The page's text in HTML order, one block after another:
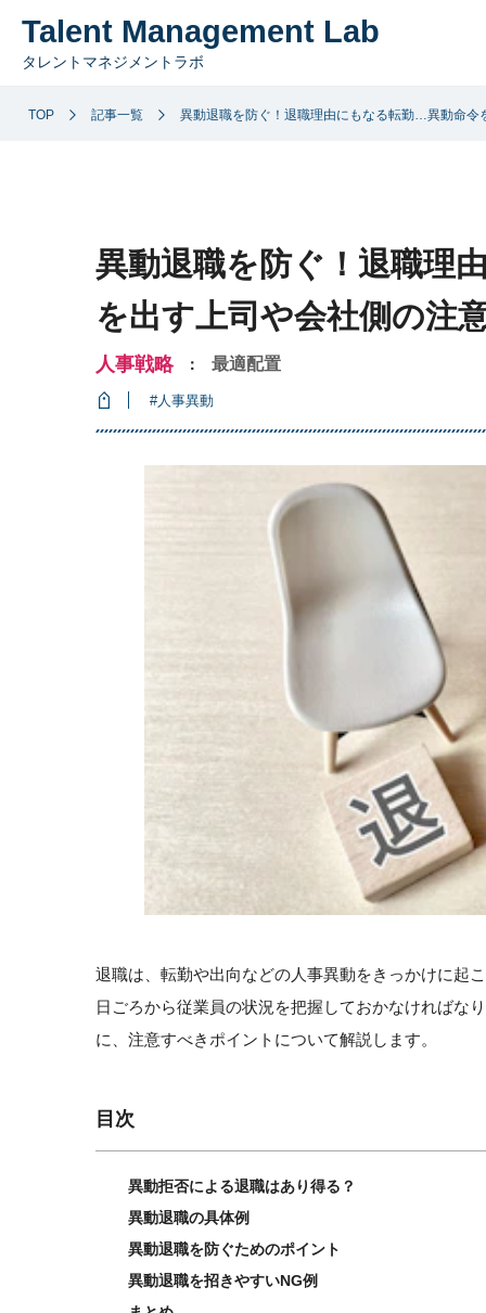
Talent Management Lab
タレントマネジメントラボ
TOP 記事一覧 異動退職を防ぐ！退職理由にもなる転勤…異動命令
異動退職を防ぐ！退職理
を出す上司や会社側の注
人事戦略 ： 最適配置
#人事異動
退職は、転勤や出向などの人事異動をきっかけに起
日ごろから従業員の状況を把握しておかなければな
に、注意すべきポイントについて解説します。
目次
異動拒否による退職はあり得る？
異動退職の具体例
異動退職を防ぐためのポイント
異動退職を招きやすいNG例